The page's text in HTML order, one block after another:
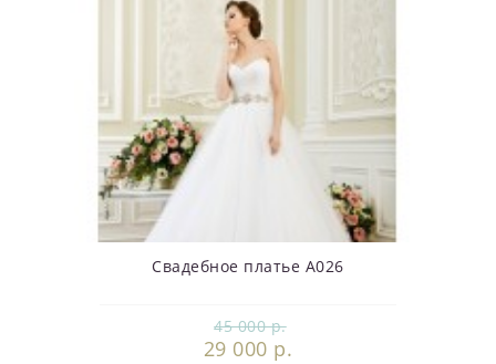
Свадебное платье А026
45 000 р.
29 000 р.